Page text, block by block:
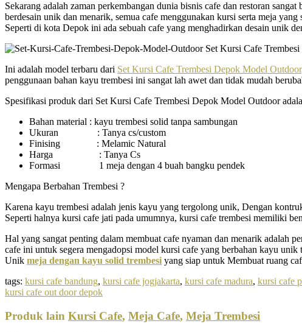
Sekarang adalah zaman perkembangan dunia bisnis cafe dan restoran
berdesain unik dan menarik, semua cafe menggunakan kursi serta meja
Seperti di kota Depok ini ada sebuah cafe yang menghadirkan desain unik
Ini adalah model terbaru dari Set Kursi Cafe Trembesi Depok Model Outdoor
penggunaan bahan kayu trembesi ini sangat lah awet dan tidak mudah
Spesifikasi produk dari Set Kursi Cafe Trembesi Depok Model Outdoor
Bahan material : kayu trembesi solid tanpa sambungan
Ukuran : Tanya cs/custom
Finising : Melamic Natural
Harga : Tanya Cs
Formasi 1 meja dengan 4 buah bangku pendek
Mengapa Berbahan Trembesi ?
Karena kayu trembesi adalah jenis kayu yang tergolong unik, Dengan
Seperti halnya kursi cafe jati pada umumnya, kursi cafe trembesi memiliki
Hal yang sangat penting dalam membuat cafe nyaman dan menarik adalah
cafe ini untuk segera mengadopsi model kursi cafe yang berbahan kayu
Unik meja dengan kayu solid trembesi yang siap untuk Membuat ruang
tags: kursi cafe bandung, kursi cafe jogjakarta, kursi cafe madura, kursi cafe
kursi cafe out door depok
Produk lain Kursi Cafe, Meja Cafe, Meja Trembesi